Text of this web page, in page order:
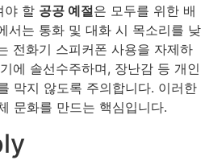
야 할 공공 예절은 모두를 위한 배
서는 통화 및 대화 시 목소리를 낮
전화기 스피커폰 사용을 자제하
에 솔선수주하며, 장난감 등 개인
막지 않도록 주의합니다. 이러한
문화를 만드는 핵심입니다.